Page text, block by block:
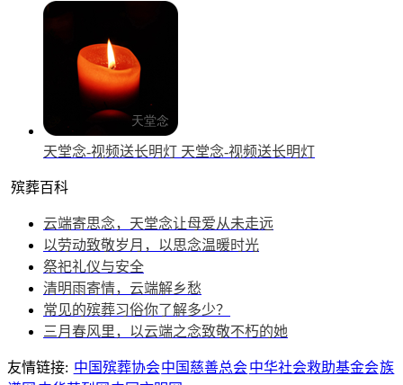
天堂念-视频送长明灯 天堂念-视频送长明灯
殡葬百科
云端寄思念，天堂念让母爱从未走远
以劳动致敬岁月，以思念温暖时光
祭祀礼仪与安全
清明雨寄情，云端解乡愁
常见的殡葬习俗你了解多少？
三月春风里，以云端之念致敬不朽的她
友情链接: 中国殡葬协会中国慈善总会中华社会救助基金会族